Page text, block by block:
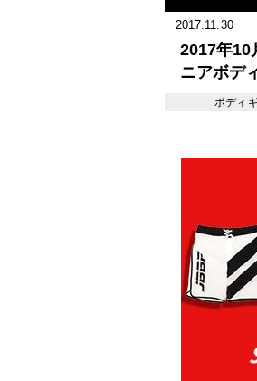
2017.11.30
2017年10
ニアボデ
オリンピ
ボディ